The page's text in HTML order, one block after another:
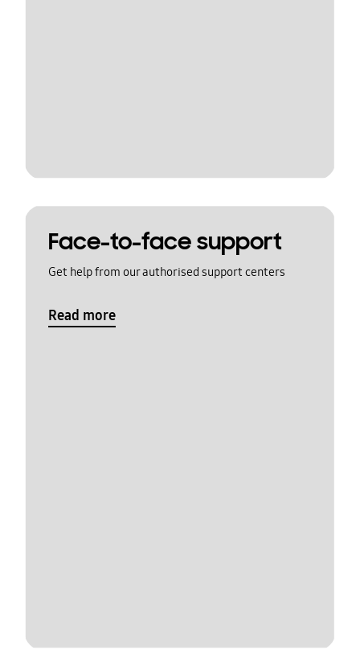
Face-to-face support
Get help from our authorised support centers
Read more